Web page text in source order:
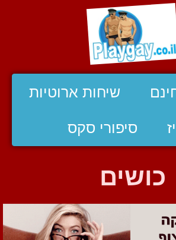
שיחות ארוטיות
סיפורי סקס
כושים